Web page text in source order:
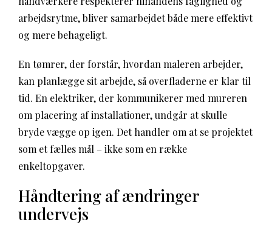
arbejdsrytme, bliver samarbejdet både mere effektivt
og mere behageligt.
En tømrer, der forstår, hvordan maleren arbejder,
kan planlægge sit arbejde, så overfladerne er klar til
tid. En elektriker, der kommunikerer med mureren
om placering af installationer, undgår at skulle
bryde vægge op igen. Det handler om at se projektet
som et fælles mål – ikke som en række
enkeltopgaver.
Håndtering af ændringer
undervejs